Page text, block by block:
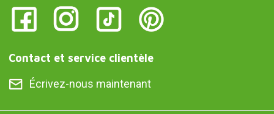
Contact et service clientèle
Écrivez-nous maintenant